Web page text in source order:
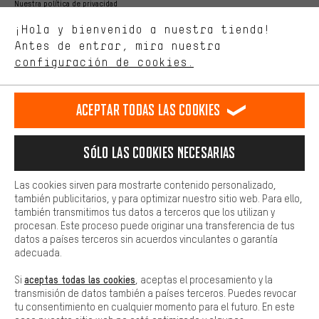
Nuestra política de privacidad
Idioma"
español
ES english
EN Deutsch
DE
RESCINDIR EL CONTRATO Comunidad de Aquisgrán Programa de afiliados
Aviso Legal Protección de datos Condiciones Generales
Plataforma de reportes Reciclaje de baterias
Configuración de las cookies Ajusta el contraste
Todos los precios indicados son en euros e sin MwSt, más
gastos de envío aEstados Unidos.
¡Hola y bienvenido a nuestra tienda!
Antes de entrar, mira nuestra
configuración de cookies.
tienda. Con las cookies de rendimiento, puedes influir en la mejora
de nuestro sitio web y nuestra oferta de la tienda con tu
comportamiento de compra.
Más confort
cookies de comodidad, creamos enlaces a plataformas de redes
sociales. Esto nos permite proporcionarle más contenido e
adicionales que le ayudarán a encontrar los productos adecuados.
preguntas de forma rápida y sencilla.
Básica
Las cookies básicas aseguran que puedas usar nuestro sitio web.
Aceptar todas las cookies
Sólo las cookies necesarias
Las cookies sirven para mostrarte contenido personalizado,
también publicitarios, y para optimizar nuestro sitio web. Para ello,
también transmitimos tus datos a terceros que los utilizan y
procesan. Este proceso puede originar una transferencia de tus
datos a países terceros sin acuerdos vinculantes o garantía
adecuada.
Si aceptas todas las cookies , aceptas el procesamiento y la
transmisión de datos también a países terceros. Puedes revocar
tu consentimiento en cualquier momento para el futuro. En este